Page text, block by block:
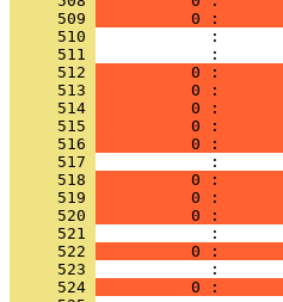
     509
0 :
     510
     511
     512
0 :
     513
0 :
     514
0 :
     515
0 :
     516
0 :
     517
     518
0 :
     519
0 :
     520
0 :
     521
     522
0 :
     523
     524
0 :